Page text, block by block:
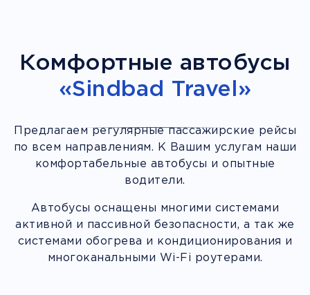
Комфортные автобусы
«Sindbad Travel»
Предлагаем регулярные пассажирские рейсы
по всем направлениям. К Вашим услугам наши
комфортабельные автобусы и опытные
водители.
Автобусы оснащены многими системами
активной и пассивной безопасности, а так же
системами обогрева и кондиционирования и
многоканальными Wi-Fi роутерами.